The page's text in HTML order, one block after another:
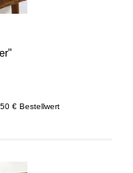
€ Bestellwert